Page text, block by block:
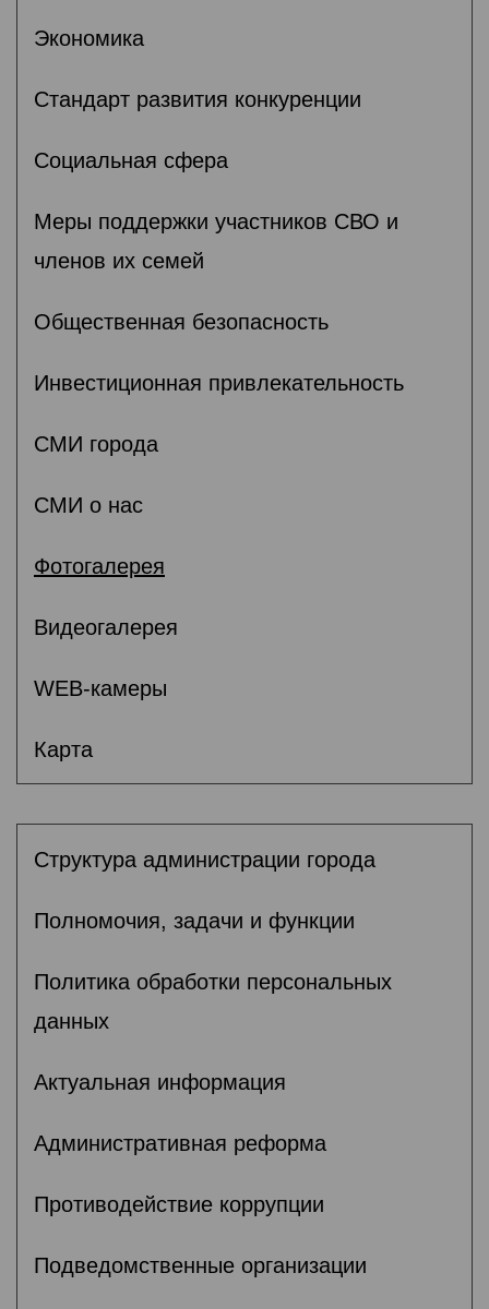
Экономика
Стандарт развития конкуренции
Социальная сфера
Меры поддержки участников СВО и
членов их семей
Общественная безопасность
Инвестиционная привлекательность
СМИ города
СМИ о нас
Фотогалерея
Видеогалерея
WEB-камеры
Карта
Структура администрации города
Полномочия, задачи и функции
Политика обработки персональных
данных
Актуальная информация
Административная реформа
Противодействие коррупции
Подведомственные организации